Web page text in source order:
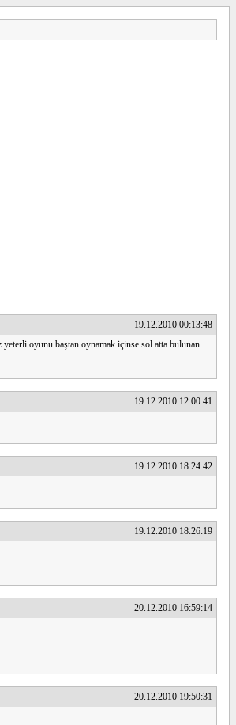
19.12.2010 00:13:48
yeterli oyunu baştan oynamak içinse sol atta bulunan
19.12.2010 12:00:41
19.12.2010 18:24:42
19.12.2010 18:26:19
20.12.2010 16:59:14
20.12.2010 19:50:31